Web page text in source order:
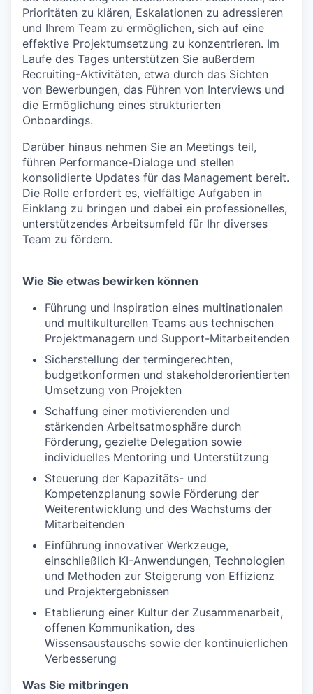
Prioritäten zu klären, Eskalationen zu adressieren
und Ihrem Team zu ermöglichen, sich auf eine
effektive Projektumsetzung zu konzentrieren. Im
Laufe des Tages unterstützen Sie außerdem
Recruiting-Aktivitäten, etwa durch das Sichten
von Bewerbungen, das Führen von Interviews und
die Ermöglichung eines strukturierten
Onboardings.
Darüber hinaus nehmen Sie an Meetings teil,
führen Performance-Dialoge und stellen
konsolidierte Updates für das Management bereit.
Die Rolle erfordert es, vielfältige Aufgaben in
Einklang zu bringen und dabei ein professionelles,
unterstützendes Arbeitsumfeld für Ihr diverses
Team zu fördern.
Wie Sie etwas bewirken können
Führung und Inspiration eines multinationalen
und multikulturellen Teams aus technischen
Projektmanagern und Support-Mitarbeitenden
Sicherstellung der termingerechten,
budgetkonformen und stakeholderorientierten
Umsetzung von Projekten
Schaffung einer motivierenden und
stärkenden Arbeitsatmosphäre durch
Förderung, gezielte Delegation sowie
individuelles Mentoring und Unterstützung
Steuerung der Kapazitäts- und
Kompetenzplanung sowie Förderung der
Weiterentwicklung und des Wachstums der
Mitarbeitenden
Einführung innovativer Werkzeuge,
einschließlich KI-Anwendungen, Technologien
und Methoden zur Steigerung von Effizienz
und Projektergebnissen
Etablierung einer Kultur der Zusammenarbeit,
offenen Kommunikation, des
Wissensaustauschs sowie der kontinuierlichen
Verbesserung
Was Sie mitbringen